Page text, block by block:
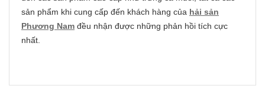
sản phẩm khi cung cấp đến khách hàng của hải sản
Phương Nam đều nhận được những phản hồi tích cực
nhất.